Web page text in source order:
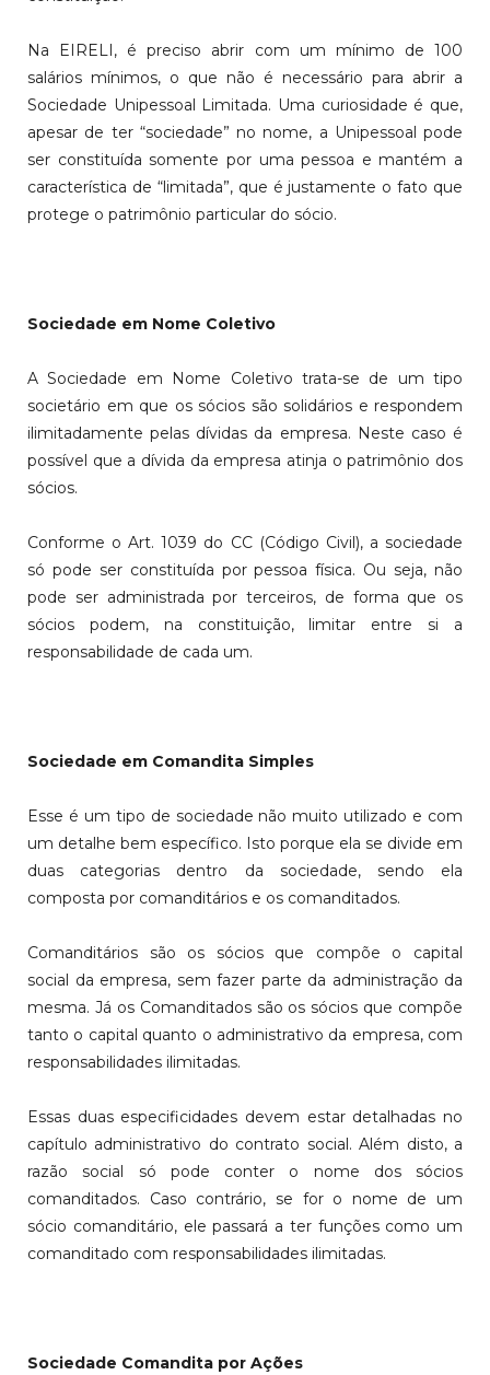
Na EIRELI, é preciso abrir com um mínimo de 100
salários mínimos, o que não é necessário para abrir a
Sociedade Unipessoal Limitada. Uma curiosidade é que,
apesar de ter “sociedade” no nome, a Unipessoal pode
ser constituída somente por uma pessoa e mantém a
característica de “limitada”, que é justamente o fato que
protege o patrimônio particular do sócio.
Sociedade em Nome Coletivo
A Sociedade em Nome Coletivo trata-se de um tipo
societário em que os sócios são solidários e respondem
ilimitadamente pelas dívidas da empresa. Neste caso é
possível que a dívida da empresa atinja o patrimônio dos
sócios.
Conforme o Art. 1039 do CC (Código Civil), a sociedade
só pode ser constituída por pessoa física. Ou seja, não
pode ser administrada por terceiros, de forma que os
sócios podem, na constituição, limitar entre si a
responsabilidade de cada um.
Sociedade em Comandita Simples
Esse é um tipo de sociedade não muito utilizado e com
um detalhe bem específico. Isto porque ela se divide em
duas categorias dentro da sociedade, sendo ela
composta por comanditários e os comanditados.
Comanditários são os sócios que compõe o capital
social da empresa, sem fazer parte da administração da
mesma. Já os Comanditados são os sócios que compõe
tanto o capital quanto o administrativo da empresa, com
responsabilidades ilimitadas.
Essas duas especificidades devem estar detalhadas no
capítulo administrativo do contrato social. Além disto, a
razão social só pode conter o nome dos sócios
comanditados. Caso contrário, se for o nome de um
sócio comanditário, ele passará a ter funções como um
comanditado com responsabilidades ilimitadas.
Sociedade Comandita por Ações